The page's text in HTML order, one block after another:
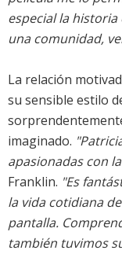
especial la
una comunidad,
La relación
su sensible estilo
imaginado.
apasionadas con
Franklin. "Es
la vida cotidiana
pantalla.
también tuvimos